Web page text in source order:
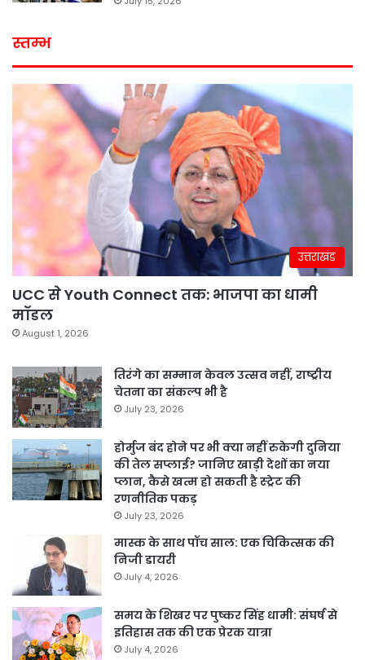
स्तम्भ
उत्तराखंड
UCC से Youth Connect तक: भाजपा का धामी
मॉडल
August 1, 2026
तिरंगे का सम्मान केवल उत्सव नहीं, राष्ट्रीय
चेतना का संकल्प भी है
July 23, 2026
होर्मुज बंद होने पर भी क्या नहीं रुकेगी दुनिया
की तेल सप्लाई? जानिए खाड़ी देशों का नया
प्लान, कैसे खत्म हो सकती है स्ट्रेट की
रणनीतिक पकड़
July 23, 2026
मास्क के साथ पॉच साल: एक चिकित्सक की
निजी डायरी
July 4, 2026
समय के शिखर पर पुष्कर सिंह धामी: संघर्ष से
इतिहास तक की एक प्रेरक यात्रा
July 4, 2026